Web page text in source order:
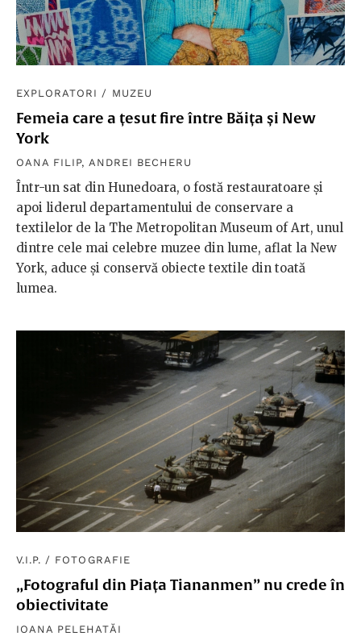
EXPLORATORI / MUZEU
Femeia care a țesut fire între Băița și New
York
OANA FILIP, ANDREI BECHERU
Într-un sat din Hunedoara, o fostă restauratoare și
apoi liderul departamentului de conservare a
textilelor de la The Metropolitan Museum of Art, unul
dintre cele mai celebre muzee din lume, aflat la New
York, aduce și conservă obiecte textile din toată
lumea.
V.I.P. / FOTOGRAFIE
„Fotograful din Piața Tiananmen” nu crede în
obiectivitate
IOANA PELEHATĂI